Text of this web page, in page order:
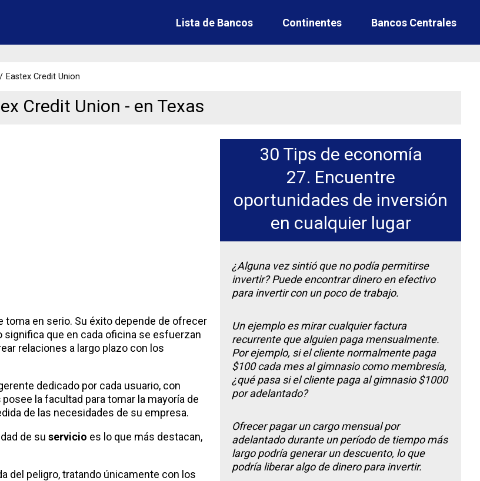
Lista de Bancos Continentes Bancos Centrales
Eastex Credit Union
Credit Union - en Texas
toma en serio. Su éxito depende de ofrecer
que en cada oficina se esfuerzan
relaciones a largo plazo con los
dedicado por cada usuario, con
posee la facultad para tomar la mayoría de
de las necesidades de su empresa.
de su servicio es lo que más destacan,
del peligro, tratando únicamente con los
30 Tips de economía
27. Encuentre
oportunidades de inversión
en cualquier lugar
¿Alguna vez sintió que no podía permitirse
invertir? Puede encontrar dinero en efectivo
para invertir con un poco de trabajo.
Un ejemplo es mirar cualquier factura
recurrente que alguien paga mensualmente.
Por ejemplo, si el cliente normalmente paga
$100 cada mes al gimnasio como membresía,
¿qué pasa si el cliente paga al gimnasio $1000
por adelantado?
Ofrecer pagar un cargo mensual por
adelantado durante un período de tiempo más
largo podría generar un descuento, lo que
podría liberar algo de dinero para invertir.